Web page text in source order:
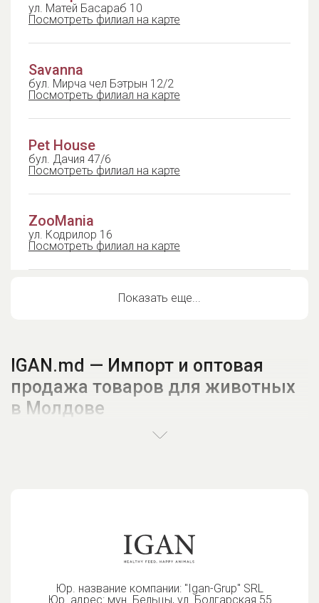
ул. Матей Басараб 10
Посмотреть филиал на карте
Savanna
бул. Мирча чел Бэтрын 12/2
Посмотреть филиал на карте
Pet House
бул. Дачия 47/6
Посмотреть филиал на карте
ZooMania
ул. Кодрилор 16
Посмотреть филиал на карте
Показать еще...
IGAN.md — Импорт и оптовая
продажа товаров для животных
в Молдове
— ваш надежный партнёр в сфере зоотоваров.
Корм для собак — премиум и супер-премиум
Корм для кошек — сухие и влажные рационы
лакомства
Юр. название компании: "Igan-Grup" SRL
Юр. адрес: мун. Бельцы, ул. Болгарская 55